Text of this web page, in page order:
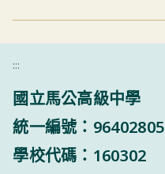
:::
國立馬公高級中學
統一編號：96402805
學校代碼：160302